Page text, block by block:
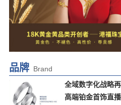
品牌Brand
全域数字化战略
高端铂金首饰直